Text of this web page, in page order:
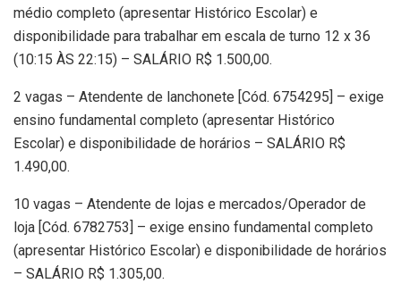
médio completo (apresentar Histórico Escolar) e
disponibilidade para trabalhar em escala de turno 12 x 36
(10:15 ÀS 22:15) – SALÁRIO R$ 1.500,00.
2 vagas – Atendente de lanchonete [Cód. 6754295] – exige
ensino fundamental completo (apresentar Histórico
Escolar) e disponibilidade de horários – SALÁRIO R$
1.490,00.
10 vagas – Atendente de lojas e mercados/Operador de
loja [Cód. 6782753] – exige ensino fundamental completo
(apresentar Histórico Escolar) e disponibilidade de horários
– SALÁRIO R$ 1.305,00.